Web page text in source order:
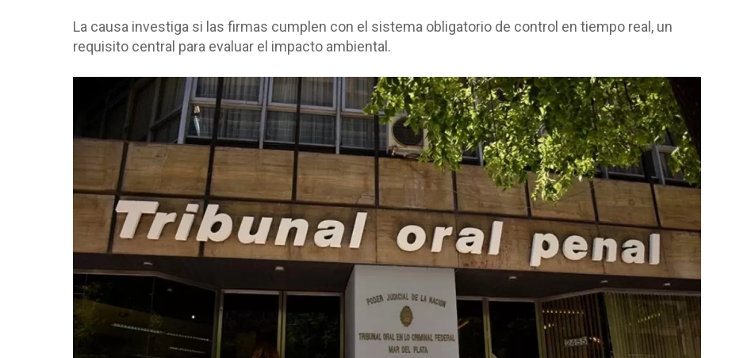
La causa investiga si las firmas cumplen con el sistema obligatorio de control en tiempo real, un
requisito central para evaluar el impacto ambiental.